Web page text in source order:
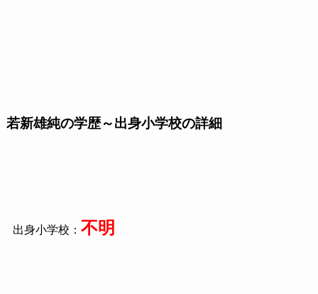
若新雄純の学歴～出身小学校の詳細
出身小学校： 不明